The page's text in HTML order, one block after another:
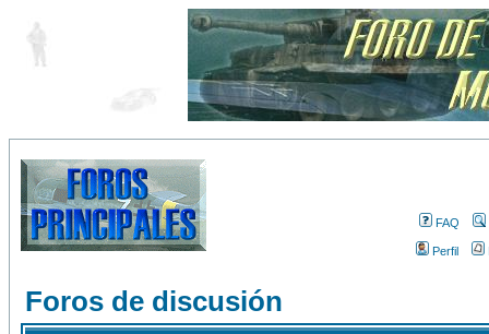
FAQ
Perfil
Foros de discusión